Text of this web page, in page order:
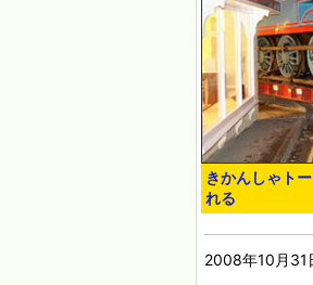
きかんしゃト
れる
2008年10月